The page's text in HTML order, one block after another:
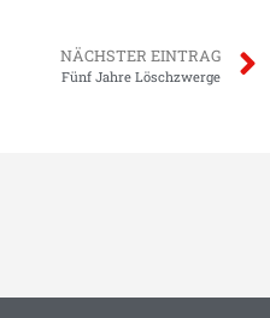
NÄCHSTER EINTRAG
Fünf Jahre Löschzwerge